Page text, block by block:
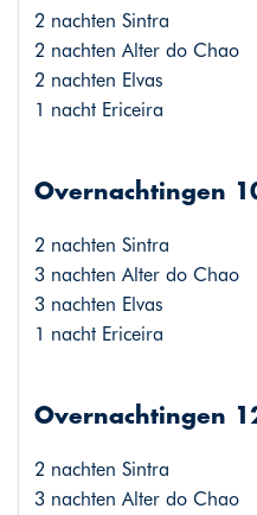
2 nachten Sintra
2 nachten Alter do Chao
2 nachten Elvas
1 nacht Ericeira
Overnachtingen
2 nachten Sintra
3 nachten Alter do Chao
3 nachten Elvas
1 nacht Ericeira
Overnachtingen
2 nachten Sintra
3 nachten Alter do Chao